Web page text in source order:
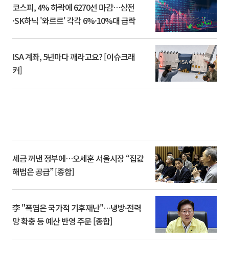
코스피, 4% 하락에 6270선 마감…삼전
·SK하닉 '와르르' 각각 6%·10%대 급락
ISA 계좌, 5년마다 깨라고요? [이슈크래
커]
세금 꺼낸 정부에…오세훈 서울시장 “집값
해법은 공급” [종합]
李 "폭염은 국가적 기후재난"…냉방·전력
망 확충 등 예산 반영 주문 [종합]